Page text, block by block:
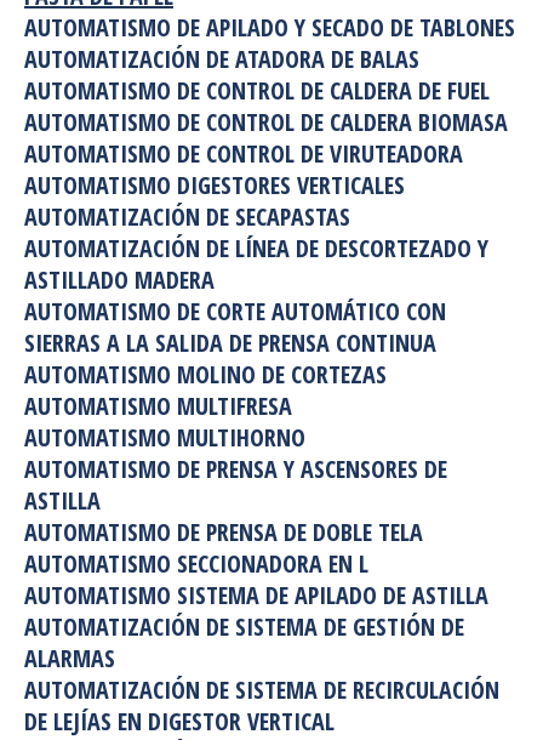
AUTOMATISMO DE APILADO Y SECADO DE TABLONES
AUTOMATIZACIÓN DE ATADORA DE BALAS
AUTOMATISMO DE CONTROL DE CALDERA DE FUEL
AUTOMATISMO DE CONTROL DE CALDERA BIOMASA
AUTOMATISMO DE CONTROL DE VIRUTEADORA
AUTOMATISMO DIGESTORES VERTICALES
AUTOMATIZACIÓN DE SECAPASTAS
AUTOMATIZACIÓN DE LÍNEA DE DESCORTEZADO Y
ASTILLADO MADERA
AUTOMATISMO DE CORTE AUTOMÁTICO CON
SIERRAS A LA SALIDA DE PRENSA CONTINUA
AUTOMATISMO MOLINO DE CORTEZAS
AUTOMATISMO MULTIFRESA
AUTOMATISMO MULTIHORNO
AUTOMATISMO DE PRENSA Y ASCENSORES DE
ASTILLA
AUTOMATISMO DE PRENSA DE DOBLE TELA
AUTOMATISMO SECCIONADORA EN L
AUTOMATISMO SISTEMA DE APILADO DE ASTILLA
AUTOMATIZACIÓN DE SISTEMA DE GESTIÓN DE
ALARMAS
AUTOMATIZACIÓN DE SISTEMA DE RECIRCULACIÓN
DE LEJÍAS EN DIGESTOR VERTICAL